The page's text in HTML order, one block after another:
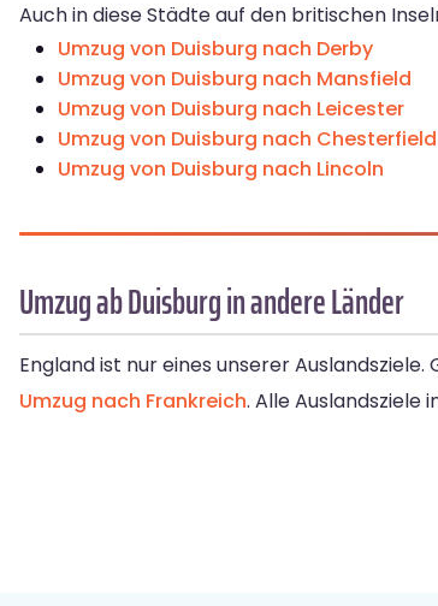
Auch in diese Städte auf den britischen
Umzug von Duisburg nach Derby
Umzug von Duisburg nach Mansfield
Umzug von Duisburg nach Leicester
Umzug von Duisburg nach Chesterfield
Umzug von Duisburg nach Lincoln
Umzug ab Duisburg in andere Länder
England ist nur eines unserer
Umzug nach Frankreich. Alle Auslandsziele